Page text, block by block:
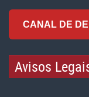
CANAL DE
Avisos